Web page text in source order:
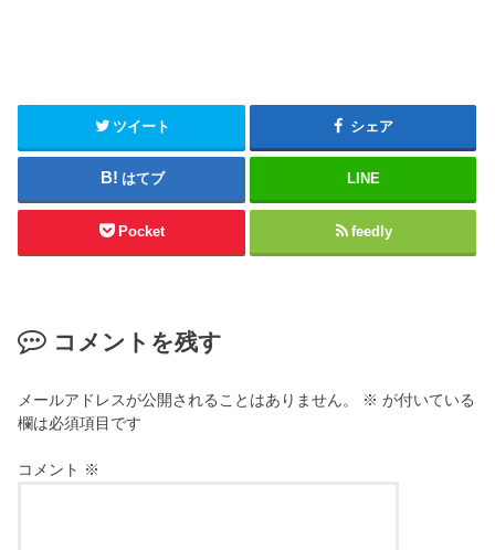
ツイート シェア
はてブ LINE
Pocket feedly
コメントを残す
メールアドレスが公開されることはありません。 ※ が付いている
欄は必須項目です
コメント ※